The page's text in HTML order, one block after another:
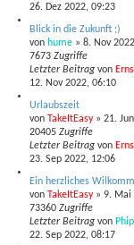
26. Dez 2022, 09:23
Blick in die Zukunft ;)
von hume » 8. Nov
7673 Zugriffe
Letzter Beitrag von
12. Nov 2022, 06:10
Urlaubszeit
von TakeItEasy» 21.
20405 Zugriffe
Letzter Beitrag von
23. Sep 2022, 12:06
Ein herzliches
von TakeItEasy» 9. Mai
73360 Zugriffe
Letzter Beitrag von
22. Sep 2022, 08:17